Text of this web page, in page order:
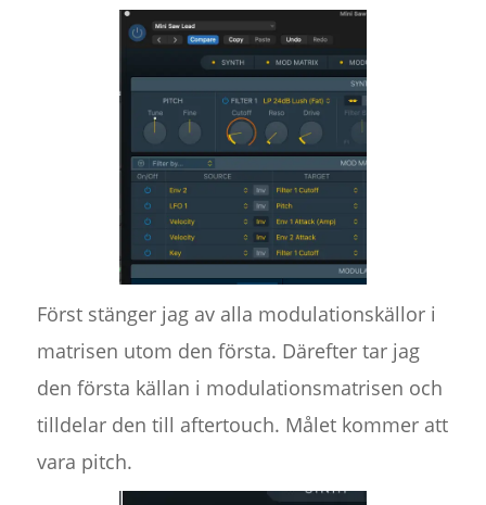
Först stänger jag av alla modulationskällor i
matrisen utom den första. Därefter tar jag
den första källan i modulationsmatrisen och
tilldelar den till aftertouch. Målet kommer att
vara pitch.